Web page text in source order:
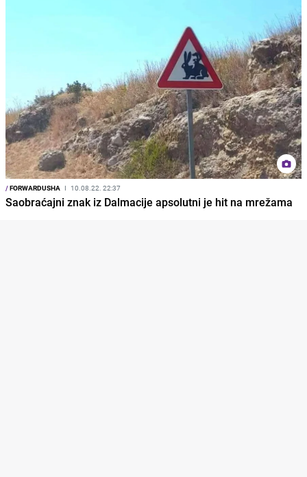
/FORWARDUSHA I 10.08.22. 22:37
Saobraćajni znak iz Dalmacije apsolutni je hit na mrežama